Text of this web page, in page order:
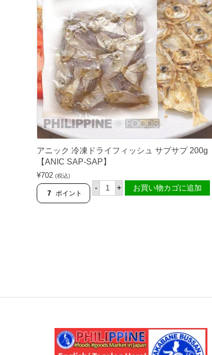
）
1
0
0
g
【
フ
ィ
リ
ピ
ン
産
】
【
F
S
H
E
R
A
M
アニック 冷凍ドライフィッシュ サプサプ 200g
【ANIC SAP-SAP】
¥702 (税込)
7 ポイント
- ア
ニ
サ
2
0
0
+ お買い物カゴに追加